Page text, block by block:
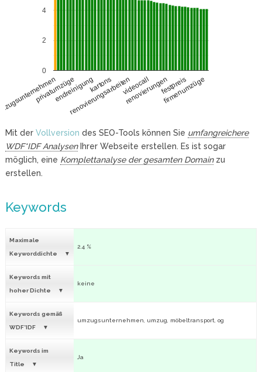
privatumzüge
endreinigungkartons
renovierungsarbeitenvideocall
renovierungenfestpreis
firmenumzüge
0
2
4
Mit der Vollversion des SEO-Tools können Sie umfangreichere
WDF*IDF AnalysenIhrer Webseite erstellen. Es ist sogar
möglich, eine Komplettanalyse der gesamten Domainzu
erstellen.
Keywords
Maximale
Keyworddichte
2.4 %
Keywords mit
hoher Dichte
keine
Keywords gemäß
WDF*IDF
umzugsunternehmen, umzug, möbeltransport, og
Keywords im
Title
Ja